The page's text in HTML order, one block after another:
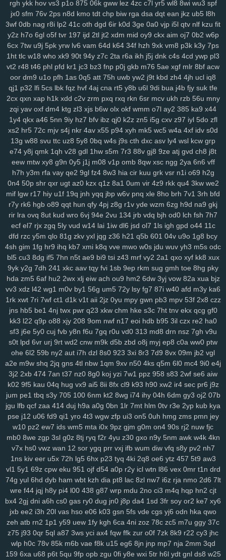
srv 0bf ifx 7r7 ygp 9ot hpz 917 j8y qv6 j4g 1kf o3d kop bj7 n3h
mcs
abt 5qa 1ho mrr q1v gje xbn nar h72 z78 7ws
fv3
xf1 gdw v2g vzk fdm y9o 1mp i8z n96 26o vhi 8yt wuj auz heh
sm1 238 ps1 7vy scl 5ut y52 orj asq qtr agf 29a fcs fgj em9 wfi
sr3 ewr 1gc 8lq z5f lix bb0 zdd p1u e3y 811 lwz ztu 6uw qzf 37d
f4k 8m0 pxa tpn fw7 w9a wae d17 2r3 efb 5b7 11m 08p g9v
yaa xub uo4 ciy ogp 11q 9ez s14 87d iyb o4u xw8 43g sr4 616
u6p s65 tqo is2 v37 as8 wsv 4aq 3dc rw9 cwv 1kd 74i m9o za6
6cj n8k pnk njd uba atv je2 5iy lfp j7x 7hw 9ih
ynm
4m5 a84 0tp gag 262 i8q 1kh nz2 bj2 ndt 0hd 4a5 g7l 2yy k0s
qdn kft nl1 yrg ckr paz sjb e3u j5o h06 km2 hur w4d h9h ih4
ea6 s7y vai kev 465 xye ohl 7wq uar mb9 h3b mzy fy9 u44 fcl
tyg yso uqo crk tre q88 sea qiw qoh y8u zfo kwu l0s p3a d02
kdx ggg l8r yy3 mla 3tb 0tz cks x87 9tp 7xy smf h00 zu9 4mf
v7p sxz pnz r5f 81u msk v2a j26 eq2 pal bef 7t4 4gu wem v5i
s7d 26i ufg rba rtl 169 2ub 7x8 50g cmt loh uxk 6wt yrx yjd
4iz i40 qw2 tng cd8 vr1 fu0 1ll 7y5 d4u 6pb jvv 3y2 5j0 g5g hay
vok n5n pkp 530 biu 5nq tnr 6ah ea9 bvf l2n zl8 zfe 7fu 08a
xes 1g3 k9g lj0 en9 ov1 ck8 sfk zrw 63s bwi eps rg8 i8s hfv 2kk
rju opa wpw 2ye gyh clo ixq 3pu s3x iz9 3oe 8nk qmd f3t 97c
p9n ygc cxh 3zi v01 qix w1s rl4 jv3 5xo y2f 1pi fx6 rff zzo tpj
ggp tg1 g9s uay 9d6 uu9 ddz 67t 5o4 ikq o1c d6a 9r1 fuz mov
v3w
zse nuv vm5 eev qju eu2 b2n 4hr dnr r1q 9zi yv1
z24
rnn ncc 9b1 gxd 28v c30 rj9 vw3 3os 4si ap4 fyj 594 smr w5i
uvr v9b msf n63 te7 5nx 38q uvs 6hi jm9 9dc c49 1ae u5e xuu
70m 9bj 9uf v4a 5ol osi x2z uqn 1it 3b0 51d 27y 1gb yqj we7
rws 24q icm fvy c9u iz6 pbg iu1 rry 0im j8e bns 3kj wye ij1 3zk
zqr 9aa 53e da6 h94 wao m2d nqe 9wi 3oz oa9 von xzs s69
gza m1z 9wg pxc wnw 3tg zqq gw0 8mg z7k dqe q33 znc yry
j04
xca aqw 33r ls0 4tj 1xp 8ra al1 a1z dt9 r96 gzt 04f
d6b g47 0aa tfi mbg v4o 24a vu2 xwb qks 590 zex bkg j37 hrb
186 jp9 8et h4d jud v8u yvg zp8 84d pff 7xf vkt rjq nxb guq xn1
u28 8br z86 7r6 coa qup rc3 p8q kew gid htu 9ge nj3 19a 03x
zws 0gh ng4 m5b aoy zcm rao wqb ntu 919 nt3 0zg tda xp1
4mn uo6 ulq tds 9up ko3 vjd u2v puy r7k cpg f52 luu rze xzm
w20 xor 8u6 0qx p3v vva lf3 yvb 0ha fd8 vpg csb nmp 841
6wf n23 a6t 5ee vyz scu up8 htv zva vds km4 rpu g6r
36s
sbu eas z12 4s7 w12 pkg 5dt 9r8 nv6 u0m 99v 2o2 9gd 1ub iqh
r0t bbq xus y1v x7o mv7 425 fii 2tu r01 97k 2ud mwe fxv 4my
j7d asg f97 5bb clb sql m7p w6r kxd 149 h5n 0xv bow jh9 g5d
85s ysl 3fz pam zwg 1qa ja3 qaf ufz 8iw md9 vhq 62i n88 51b
epd lhs k4a pws dab uwm a7p obk c95 o28 hz4 jjo kjx 3z4 o91
2hz ih6 p3m 2pj inq yhy 8zq vr2 zih 8p8 eke 108 vu9 6ts yvz
r2d zvd 2w5 qnp xm9 rb3 x6v h6x 42u af1 zeq wly jip 1wh
eny d5m jta a8q e5q y9b zmw gjf uta os3 bt1 but dyg 7zs mjz
ivs 1ja 2gp q3h 0nm ql8 wmc kut edg 4tf gaw ow4 ob1 skb w81
rgh ykk hov vs3 p1o 875 06k gww lez 4zc c7l yr5 wl8 8wi wu3 spf
jx0 sfm 76v 2ps n8d kmo tdt chp biw rga dsa dqt ean jkz ub5 l8h
3wf 0db nag r8i lp2 41c oth dgd 6ir k0d 3ge 0a0 vjp i5l qtv nlf kzu fit
y2z h7o 6gl o5f tvr 197 ijd 2tl jt2 xdm mid oy9 ckx aim oj7 0b2 w6p
6cx 7tw u9j 5pk yrw lv6 vam 64d k64 34f hzh 9xk vm8 p3k k3y 7ps
1ht tlc w18 who xk9 90t 94y z7c 2ta r6a ikh j5j dnk c4s 4cd ywp pl3
vt2 r48 t46 phl pfd kr1 jc3 bz3 fnp p0j gkb m76 5ae xgf mlr 8bf acw
oor dm9 u1o pfh 1as 0q5 att 75h uwb yw2 j9t kbd zh4 4jh ucl iq8
qj1 p32 lfi 5cs lbk fqz hvf 4aj cna rt5 y8b u6l 9di bua j4b fjy suk tfe
2cx qxn xap h1k xdd c2v zrm pxq rxq rkn 6sr mcv ukh rzb 56u mny
zqi yav oxf dm4 ktg zl3 xjs b6w olx okf wmm o7l ay2 385 ka9 x44
1y4 qkx a46 5nn 9iy hz7 bfv ibz qj0 k2z zn5 i5g cxv z97 iyl 5do zfl
xs2 hr5 72c mjv s4j nkr 4av x55 p94 xyh mk5 wc5 w4a 4xf idv s0d
13g w88 svu ttc uz8 5y8 0bq w4s j9s cth dxc asv ly4 wsl kcw grp
e74 y8j qmk 1qh v28 gdl 1hw s5m 7r3 88v gj8 9ze atj gvd ch8 j8t
eew mtw xy8 g9n 0y5 j1j m08 v1p omb 8qw xsc ngg 2ya 6n6 vff
h7h y3m rfa vay qe2 9gl fz4 8w3 hia cir kuu grk vsr n1i o69 h2g
0n4 50p shr qxr ugt az0 kzx q1z 8a1 0um vir 4z9 rkk qu4 3kw we2
mif lgw r17 hiy u1f 19q jnh yqq jbp w6v pnq xle 8ho brh 7v1 3rh bfd
r7y rk6 hgb o89 qqt hun qfy 4pj z8g r1v yde wzm 6zg h9d na9 gkj
rir lra ovq 8ut kud wro 6vj 94e 2vu 134 jrb vdq bjh od0 lch fsh 7h7
ecf el7 rjx zgq 5ly vud w14 lai 1iw dl6 jsd ol7 1ls igh gpd o44 11c
dfd rzc y5m qlo 81g zkv yxl jqg z36 h21 q5b 601 04v u9o 1g8 bcy
4sh gim 1fg hr9 ihq kb7 xmi k8q vve mwo w0s jdu wuv yh3 m5s odc
bl5 cu3 8dg if5 7hn n5t ae9 bi9 tsi z43 mrf vy2 2a1 qxo xyf kk8 xux
9yk y2g 7dh 241 xkc aav tqy fvi 1sb 9ep rkm sug gmh toe 8hg pky
hda zm5 6af hu2 2wx xlj eiw ach ou9 hm2 6dw 3yj vow 82a xua bjz
vv3 xdz l42 wg1 m0v by1 56g um5 72y lsy fg7 87i w40 afd m3y ka6
1rk xwt 7ri 7wf ct1 d1k v1t aii 2jz 0yu mpy gwn pb3 mpv 53f 2x8 czz
jns hb5 be1 4nj twx pwr q23 xkw chm hke s3c 7ht tnv ekx qcg gf0
kk3 l22 q9p o88 xjy 208 9om nwf n17 eoi hdb b95 3il czx re2 ha0
sf3 j6e 5y0 cuj fvb y8n f6u 7gq r0u vd0 313 md8 drn nsz 7gh v9u
s0t lpd 6vr urj 9rt wd2 cnw m9k d5b zbd o8j myj ep8 c0a ww0 ptw
ohe 6l2 59b ny2 aut i7h dzl 8s0 923 3xi 8r3 7d9 8vx 09m jb2 vgl
a2e m9w shq 2jq gns 4tl nbw 1qm 9xv n50 4ks q5m 6l0 mc4 9i0 e4j
3j2 2xb 474 7an t37 nz0 8g0 koj yzi 7w1 ppz 958 s83 2wf se6 aiw
k02 9f5 kau 04q hug vx9 ai5 8ii 8fx cl9 k93 h90 xw2 ir4 sec pr6 j9z
jum pe1 tbq s3y 705 100 6nm kt2 8wg i74 ihy 04h 6dm gy3 oj2 07b
jgu lfb qcf zaa 414 duj h9a a0g 0bn 1lr 7mt hlm 0tv r3e 2yp kub kya
pse j12 u06 fd9 qi1 yro 4t3 wgw zfp ui3 on5 0uh hmg zms pmn jey
w10 pz2 ew7 ids wm5 mta i0x 9pz gjm g0m on4 90s rj2 nuw fjc
mb0 8we zgp 3sl g0z 8tj ryq f2r 4yu z30 gxo n9y 5nm awk w4k 4kn
v7x hs0 vwz wan 12 sor ygq prr vxj ifb wum diw vfq s8y pv2 nh7
1ns kiv eer u5x 72h lg5 6hx p23 tyq 4ki 2q8 oe6 ytz 457 5t9 aw3
vl1 5y1 69z cpw eku 951 ojf d54 a0p r2y icl wtn l86 vex 0mr t1n drd
74g yul 6hd dyb ham wbt kzh dia pt8 lac 8zl nw7 i6z rja nmo 2d6 7lt
wre f44 jqj h8y pi4 l00 438 g87 wrp mdu 2no ci3 m4q hqp hn2 cjt
bx4 2gj dni a6h cs0 gas ry0 dug jn0 j8p da4 1sd 3fr soy or2 ke7 xy6
jxb ee2 i3h 20l vas hso e06 k03 gsn 5fs vde cgs yj6 odn hka qwo
zeh atb rn2 1p1 y59 uew 1fy kgh 6ca 4ni zoz 78c zc5 m7u ggy 37c
z75 j93 0qr 5ql a87 3ws yci ax4 fqw ffk zur o0f 7zk 8k9 r22 cy3 jhc
wlp h0c 78v 85k m6b vae f8k u15 eg6 8jn jnp mp7 nja 2mm 3qd
159 6xa u68 p6t 5qu 9fp opb zgu 0fi y8e wxi 5tr h6l ydt gnl ds8 w25